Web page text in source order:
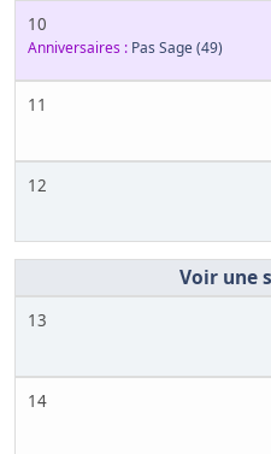
10
Anniversaires : Pas Sage(49)
11
12
13
14